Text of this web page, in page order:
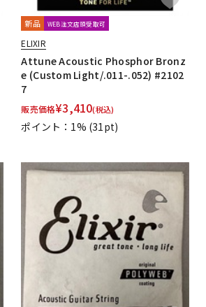
新品 WEB注文店頭受取可
ELIXIR
Attune Acoustic Phosphor Bronz
e (Custom Light/.011-.052) #2102
7
販売価格¥3,410(税込)
ポイント：1% (31pt)